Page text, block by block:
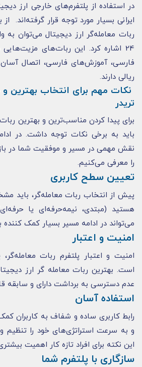
در استفاده از پلتفرم‌های خارجی ارز
ایرانی بسیار مورد توجه قرار گرفته‌اند. از
ربات معامله‌گر ارز دیجیتال می‌توان
24 اشاره کرد. این ربات‌های
فارسی، آموزش‌های فارسی، اتصال
ریالی دارند.
نکات مهم برای انتخاب بهترین
تریدر
برای پیدا کردن مناسب‌ترین و بهترین
باید به برخی نکات توجه داشت. در
نقش مهمی در مسیر و موفقیت شما در
را معرفی می‌کنیم.
تعیین سطح کاربری
پیش از انتخاب ربات معامله‌گر،
هستید (مبتدی، نیمه‌حرفه‌ای یا
می‌تواند در ادامه مسیر بسیار کمک کننده
امنیت و اعتبار
امنیت و اعتبار پلتفرم ربات
عدم دسترسی به برداشت دارای و سابقه
استفاده آسان
رابط کاربری ساده و شفاف به کاربران
و به سرعت استراتژی‌های خود را تنظیم
این نکته برای افراد تازه کار اهمیت
سازگاری با پلتفرم شما